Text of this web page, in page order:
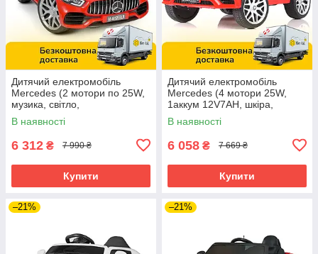
Дитячий електромобіль
Mercedes (2 мотори по 25W,
музика, світло,
аккум.12V7AH) Bambi M
4612EBLR-3 Червоний
В наявності
6 312 ₴ 7 990 ₴
Купити
Дитячий електромобіль
Mercedes (4 мотори 25W,
1аккум 12V7AH, шкіра,
музика, світло, EVA) M
4823EBLR-3 Червоний
В наявності
6 058 ₴ 7 669 ₴
Купити
–21% –21%